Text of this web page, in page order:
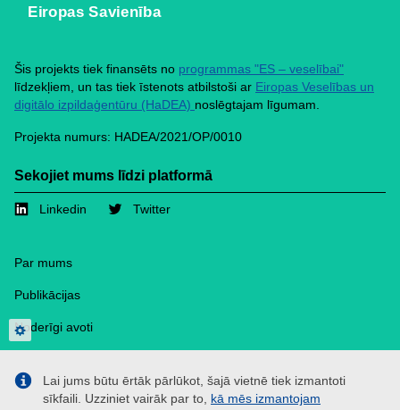
Eiropas Savienība
Šis projekts tiek finansēts no programmas "ES – veselībai"
līdzekļiem, un tas tiek īstenots atbilstoši ar Eiropas Veselības un
digitālo izpildaģentūru (HaDEA) noslēgtajam līgumam.
Projekta numurs: HADEA/2021/OP/0010
Sekojiet mums līdzi platformā
Linkedin Twitter
Footer
Par mums
Publikācijas
Noderīgi avoti
Kontakti
Privacy settings
Lai jums būtu ērtāk pārlūkot, šajā vietnē tiek izmantoti
sīkfaili. Uzziniet vairāk par to, kā mēs izmantojam